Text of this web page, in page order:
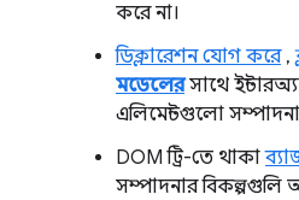
করে না।
ডিক্লারেশন যোগ করে,
মডেলেরসাথে
এলিমেন্টগুলো
DOM ট্রি-তে থাকা
সম্পাদনার বিকল্পগুলি